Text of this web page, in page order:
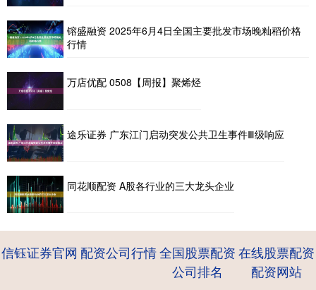
镕盛融资 2025年6月4日全国主要批发市场晚籼稻价格
行情
万店优配 0508【周报】聚烯烃
途乐证券 广东江门启动突发公共卫生事件Ⅲ级响应
同花顺配资 A股各行业的三大龙头企业
信钰证券官网 配资公司行情全国股票配资
公司排名
在线股票配资
配资网站